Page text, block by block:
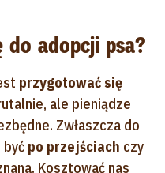
adopcji psa?
przygotować się
ale pieniądze
Zwłaszcza do
być po przejściach czy
Kosztować nas